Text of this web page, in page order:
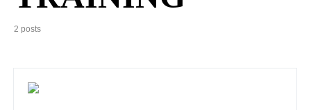
2 posts